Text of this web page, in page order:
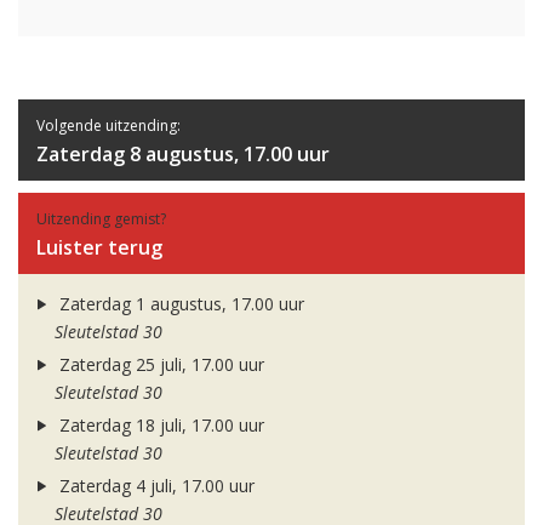
Volgende uitzending:
Zaterdag 8 augustus, 17.00 uur
Uitzending gemist?
Luister terug
Zaterdag 1 augustus, 17.00 uur
Sleutelstad 30
Zaterdag 25 juli, 17.00 uur
Sleutelstad 30
Zaterdag 18 juli, 17.00 uur
Sleutelstad 30
Zaterdag 4 juli, 17.00 uur
Sleutelstad 30